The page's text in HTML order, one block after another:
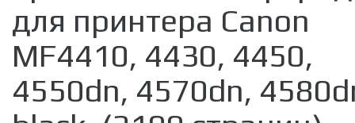
для принтера Canon
MF4410, 4430, 4450,
4550dn, 4570dn,